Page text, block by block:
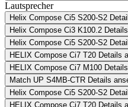
Lautsprecher
Helix Compose Ci5 S200-S2
Helix Compose Ci3 K100.2
Helix Compose Ci5 S200-S2
HELIX Compose Ci7 T20 Details
HELIX Compose Ci7 M100
Match UP S4MB-CTR Details
Helix Compose Ci5 S200-S2
HELIX Compose Ci7 T20 Details